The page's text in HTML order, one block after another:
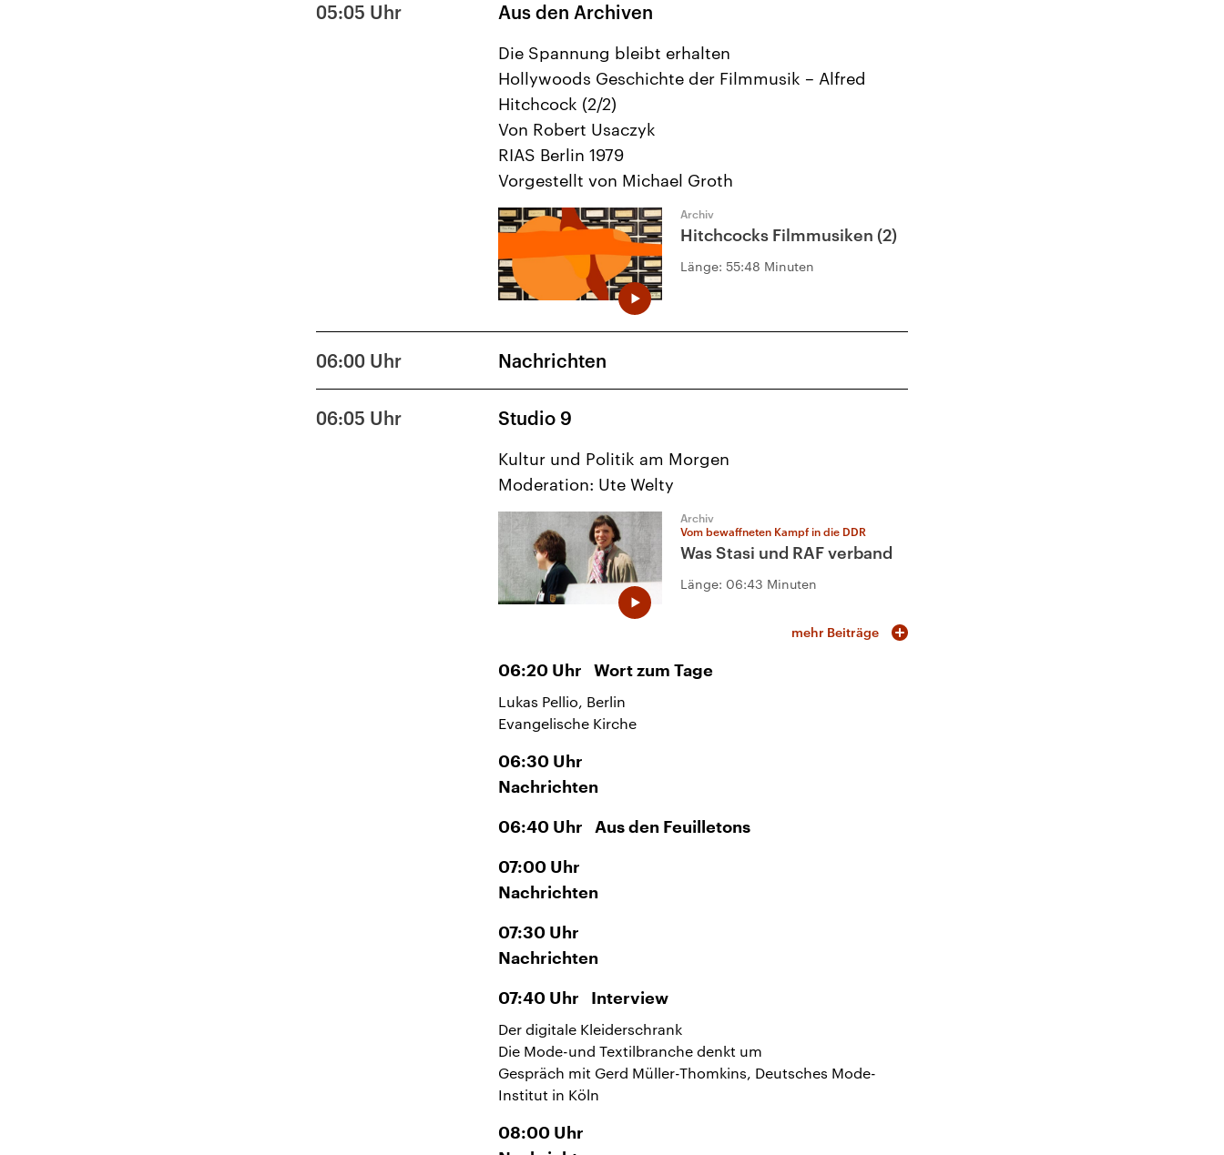
05:05 Uhr Aus den Archiven
Die Spannung bleibt erhalten
Hollywoods Geschichte der Filmmusik – Alfred
Hitchcock (2/2)
Von Robert Usaczyk
RIAS Berlin 1979
Vorgestellt von Michael Groth
Archiv
Hitchcocks Filmmusiken (2)
Länge: 55:48 Minuten
06:00 Uhr Nachrichten
06:05 Uhr Studio 9
Kultur und Politik am Morgen
Moderation: Ute Welty
Archiv
Vom bewaffneten Kampf in die DDR
Was Stasi und RAF verband
Länge: 06:43 Minuten
mehr Beiträge
06:20 Uhr Wort zum Tage
Lukas Pellio, Berlin
Evangelische Kirche
06:30 Uhr
Nachrichten
06:40 Uhr Aus den Feuilletons
07:00 Uhr
Nachrichten
07:30 Uhr
Nachrichten
07:40 Uhr Interview
Der digitale Kleiderschrank
Die Mode-und Textilbranche denkt um
Gespräch mit Gerd Müller-Thomkins, Deutsches Mode-
Institut in Köln
08:00 Uhr